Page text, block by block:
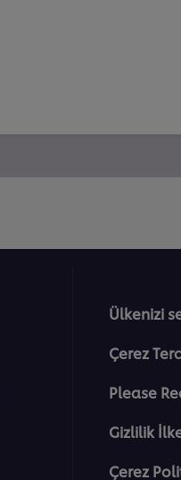
Ülkenizi
Çerez
Please
Gi̇zli̇li̇k
Çerez